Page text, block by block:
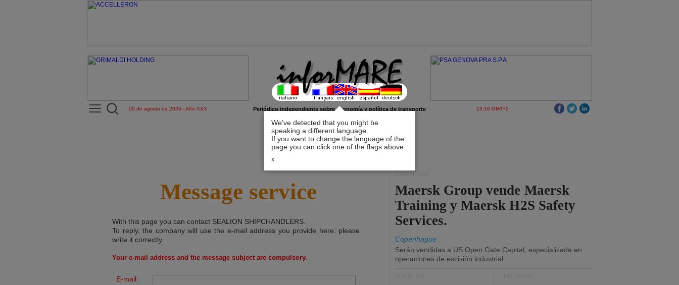
We've detected that you might be
speaking a different language.
If you want to change the language of the
page you can click one of the flags above.
x
09 de agosto de 2026 - Año XXX Periódico independiente sobre economía y política de transporte 13:16 GMT+2
Message service
With this page you can contact SEALION SHIPCHANDLERS
To reply, the company will use the e-mail address you provide here: please
write it correctly.
Your e-mail address and the message subject are compulsory.
E-mail:
EMPRESAS
Maersk Group vende Maersk
Training y Maersk H2S Safety
Services.
Copenhague
Serán vendidas a US Open Gate Capital, especializada en
operaciones de escisión industrial.